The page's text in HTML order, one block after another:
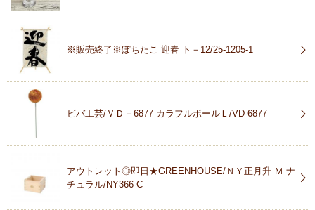
※販売終了※ぽちたこ 迎春 ト－12/25-1205-1
ビバ工芸/ＶＤ－6877 カラフルボールＬ/VD-6877
アウトレット◎即日★GREENHOUSE/ＮＹ正月升 Ｍ ナ
チュラル/NY366-C